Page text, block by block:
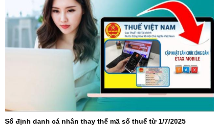
Số định danh cá nhân thay thế mã số thuế từ 1/7/2025